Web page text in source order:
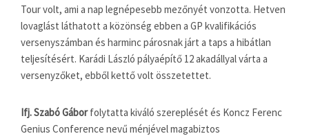
Tour volt, ami a nap legnépesebb mezőnyét vonzotta. Hetven
lovaglást láthatott a közönség ebben a GP kvalifikációs
versenyszámban és harminc párosnak járt a taps a hibátlan
teljesítésért. Karádi László pályaépítő 12 akadállyal várta a
versenyzőket, ebből kettő volt összetettet.
Ifj. Szabó Gáborfolytatta kiváló szereplését és Koncz Ferenc
Genius Conference nevű ménjével magabiztos